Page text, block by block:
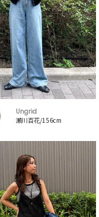
Ungrid
瀬川百花/156cm